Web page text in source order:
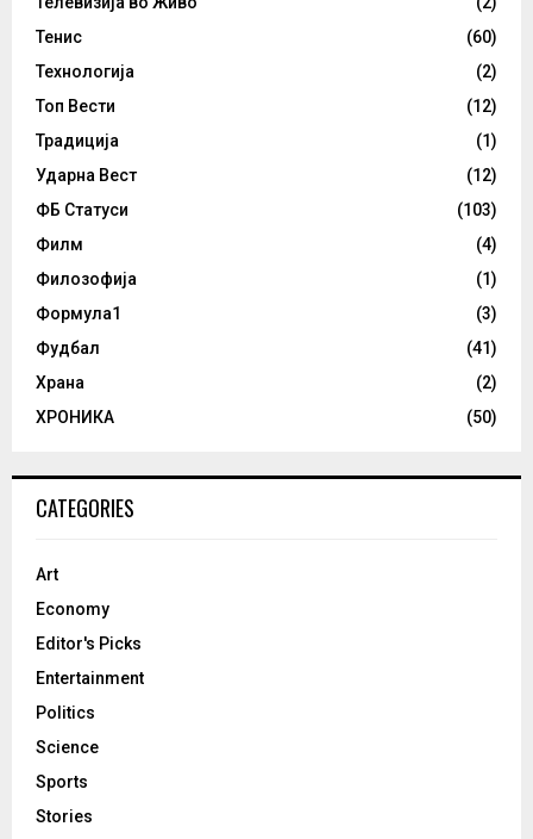
Тенис
(60)
Технологија
(2)
Топ Вести
(12)
Традиција
(1)
Ударна Вест
(12)
ФБ Статуси
(103)
Филм
(4)
Филозофија
(1)
Формула1
(3)
Фудбал
(41)
Храна
(2)
ХРОНИКА
(50)
CATEGORIES
Art
Economy
Editor's Picks
Entertainment
Politics
Science
Sports
Stories